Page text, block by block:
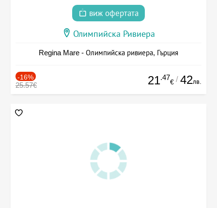
виж офертата
Олимпийска Ривиера
Regina Mare - Олимпийска ривиера, Гърция
-16%
25.57€ 21.47
€ / 42лв.